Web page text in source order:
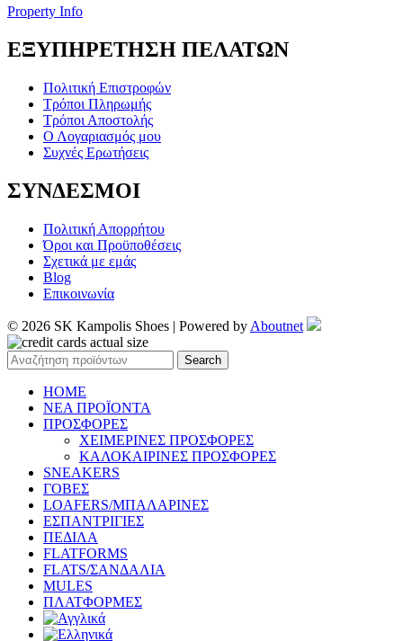
Property Info
ΕΞΥΠΗΡΕΤΗΣΗ ΠΕΛΑΤΩΝ
Πολιτική Επιστροφών
Τρόποι Πληρωμής
Τρόποι Αποστολής
Ο Λογαριασμός μου
Συχνές Ερωτήσεις
ΣΥΝΔΕΣΜΟΙ
Πολιτική Απορρήτου
Όροι και Προϋποθέσεις
Σχετικά με εμάς
Blog
Επικοινωνία
© 2026 SK Kampolis Shoes | Powered by Aboutnet
Search
HOME
ΝΕΑ ΠΡΟΪΟΝΤΑ
ΠΡΟΣΦΟΡΕΣ
ΧΕΙΜΕΡΙΝΕΣ ΠΡΟΣΦΟΡΕΣ
ΚΑΛΟΚΑΙΡΙΝΕΣ ΠΡΟΣΦΟΡΕΣ
SNEAKERS
ΓΟΒΕΣ
LOAFERS/ΜΠΑΛΑΡΙΝΕΣ
ΕΣΠΑΝΤΡΙΓΙΕΣ
ΠΕΔΙΛΑ
FLATFORMS
FLATS/ΣΑΝΔΑΛΙΑ
MULES
ΠΛΑΤΦΟΡΜΕΣ